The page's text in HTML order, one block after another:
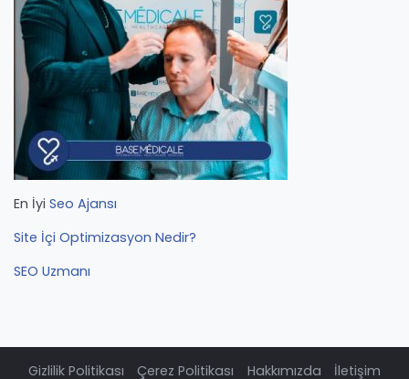
En İyi Seo Ajansı
Site İçi Optimizasyon Nedir?
SEO Uzmanı
Gizlilik Politikası Çerez Politikası Hakkımızda İletişim